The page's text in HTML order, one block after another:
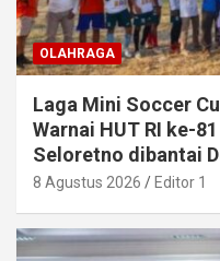
OLAHRAGA
Laga Mini Soccer
Warnai HUT RI ke-
Seloretno dibantai
8 Agustus 2026 Editor 1